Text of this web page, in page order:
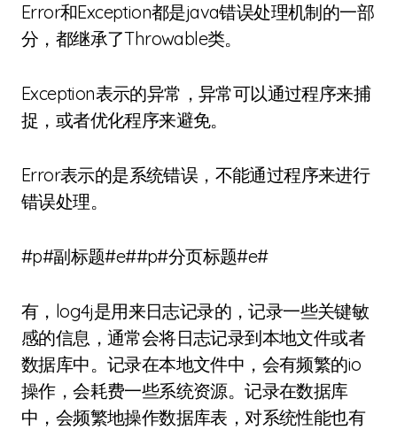
Error和Exception都是java错误处理机制的一部
分，都继承了Throwable类。
Exception表示的异常，异常可以通过程序来捕
捉，或者优化程序来避免。
Error表示的是系统错误，不能通过程序来进行
错误处理。
#p#副标题#e##p#分页标题#e#
有，log4j是用来日志记录的，记录一些关键敏
感的信息，通常会将日志记录到本地文件或者
数据库中。记录在本地文件中，会有频繁的io
操作，会耗费一些系统资源。记录在数据库
中，会频繁地操作数据库表，对系统性能也有